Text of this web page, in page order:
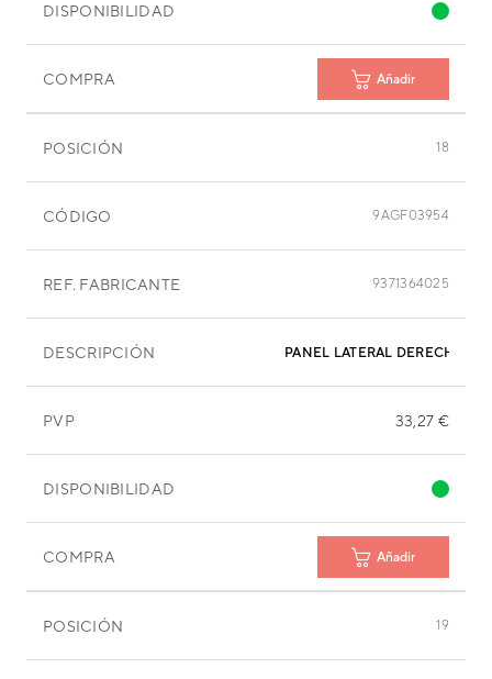
DISPONIBILIDAD
COMPRA Añadir
POSICIÓN 18
CÓDIGO 9AGF03954
REF. FABRICANTE 9371364025
DESCRIPCIÓN PANEL LATERAL
PVP 33,27 €
DISPONIBILIDAD
COMPRA Añadir
POSICIÓN 19